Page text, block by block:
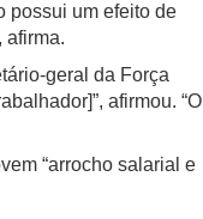
possui um efeito de
afirma.
geral da Força
afirmou. “O
“arrocho salarial e